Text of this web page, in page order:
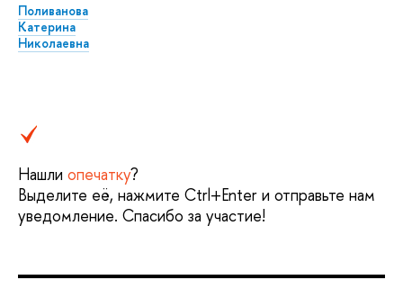
Поливанова
Катерина
Николаевна
Нашли опечатку?
Выделите её, нажмите Ctrl+Enter и отправьте нам
уведомление. Спасибо за участие!